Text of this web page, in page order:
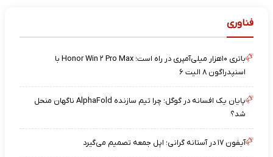
فناوری
باتری ۱۰هزار میلی‌آمپری در راه است؛ Honor Win ۲ Pro Max با
اسنپدراگون ۸ الیت ۶
پایان یک افسانه در گوگل؛ چرا تیم سازنده AlphaFold ناگهان منحل
شد؟
آیفون ۱۷ در آستانه گرانی؛ اپل جمعه تصمیم می‌گیرد